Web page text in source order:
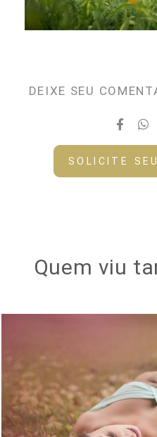
DEIXE SEU
SOLICITE
Quem viu